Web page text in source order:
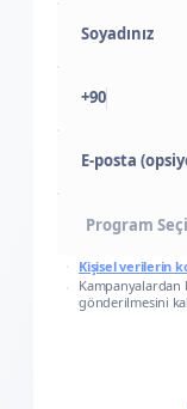
+90
E-posta
Kişisel verilerin
Kampanyalardan
gönderilmesini